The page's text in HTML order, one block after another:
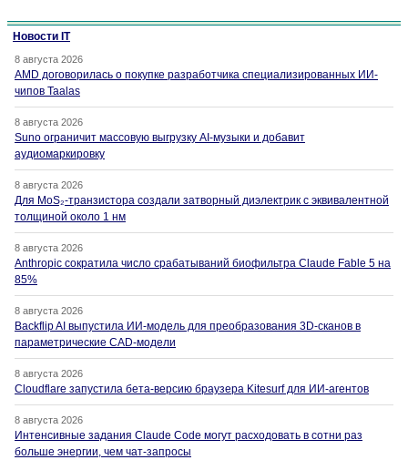
Новости IT
8 августа 2026
AMD договорилась о покупке разработчика специализированных ИИ-
чипов Taalas
8 августа 2026
Suno ограничит массовую выгрузку AI-музыки и добавит
аудиомаркировку
8 августа 2026
Для MoS₂-транзистора создали затворный диэлектрик с эквивалентной
толщиной около 1 нм
8 августа 2026
Anthropic сократила число срабатываний биофильтра Claude Fable 5 на
85%
8 августа 2026
Backflip AI выпустила ИИ-модель для преобразования 3D-сканов в
параметрические CAD-модели
8 августа 2026
Cloudflare запустила бета-версию браузера Kitesurf для ИИ-агентов
8 августа 2026
Интенсивные задания Claude Code могут расходовать в сотни раз
больше энергии, чем чат-запросы